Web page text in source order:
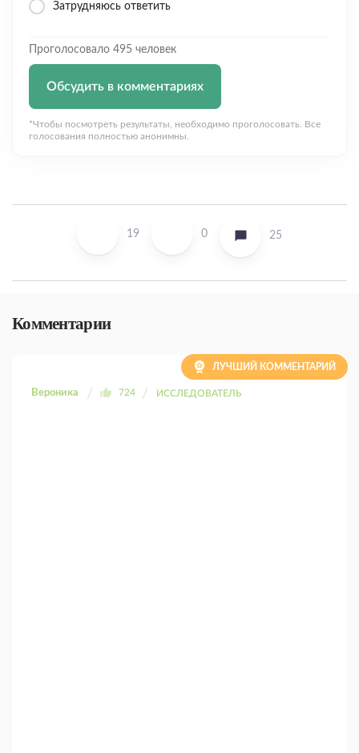
Затрудняюсь ответить
Проголосовало 495 человек
Обсудить в комментариях
*Чтобы посмотреть результаты, необходимо проголосовать. Все
голосования полностью анонимны.
19 0 25
Комментарии
Вероника 724 ИССЛЕДОВАТЕЛЬ
ЛУЧШИЙ КОММЕНТАРИЙ